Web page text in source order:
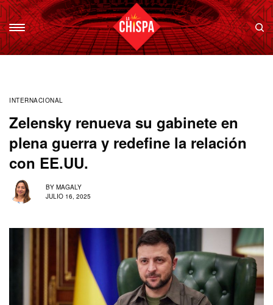
INTERNACIONAL
Zelensky renueva su gabinete en
plena guerra y redefine la relación
con EE.UU.
BY MAGALY
JULIO 16, 2025